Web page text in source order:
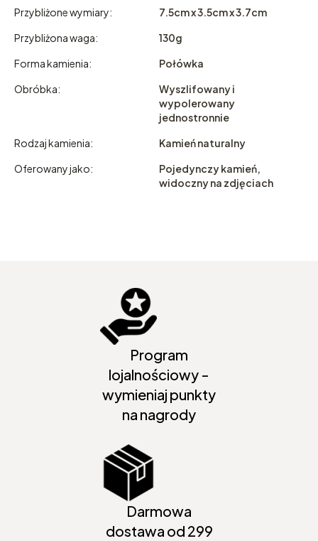
Przybliżone wymiary:
7.5cm x 3.5cm x 3.7cm
Przybliżona waga:
130g
Forma kamienia:
Połówka
Obróbka:
Wyszlifowany i
wypolerowany
jednostronnie
Rodzaj kamienia:
Kamień naturalny
Oferowany jako:
Pojedynczy kamień,
widoczny na zdjęciach
Program
lojalnościowy -
wymieniaj punkty
na nagrody
Darmowa
dostawa od 299